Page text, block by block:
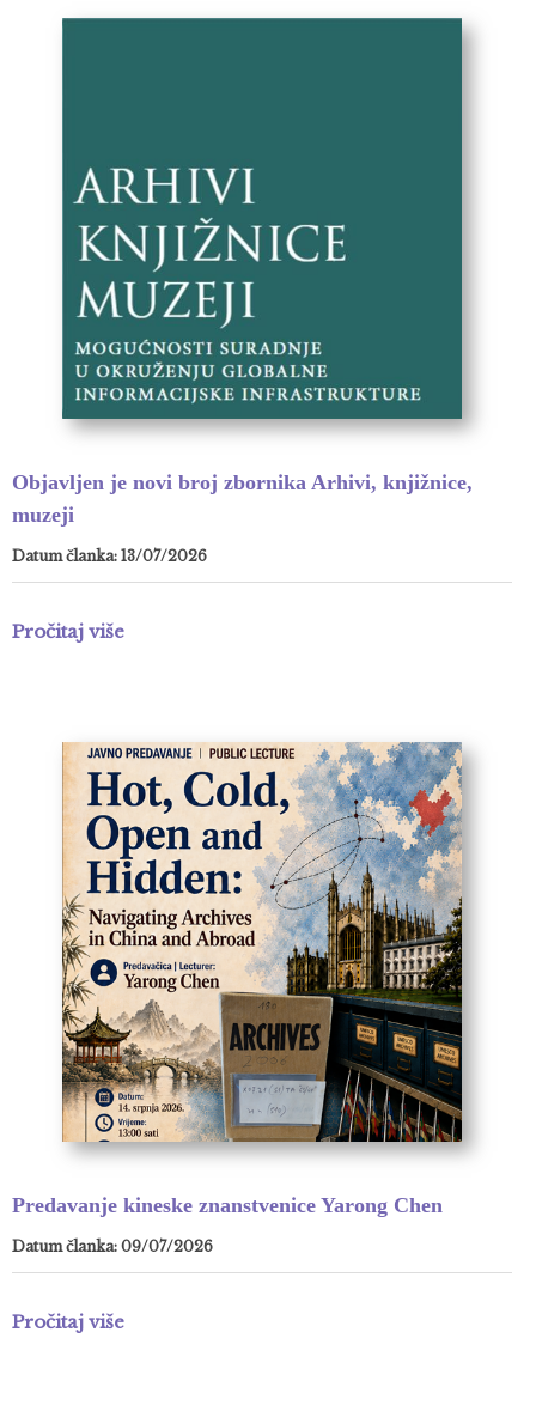
Objavljen je novi broj zbornika Arhivi, knjižnice,
muzeji
Datum članka: 13/07/2026
Pročitaj više
Predavanje kineske znanstvenice Yarong Chen
Datum članka: 09/07/2026
Pročitaj više